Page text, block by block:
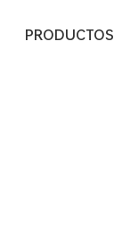
PRODUCTOS